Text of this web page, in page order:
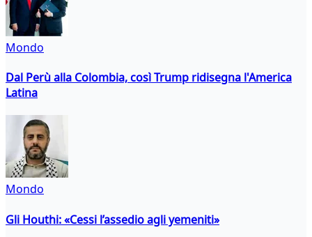
Mondo
Dal Perù alla Colombia, così Trump ridisegna l'America
Latina
Mondo
Gli Houthi: «Cessi l’assedio agli yemeniti»